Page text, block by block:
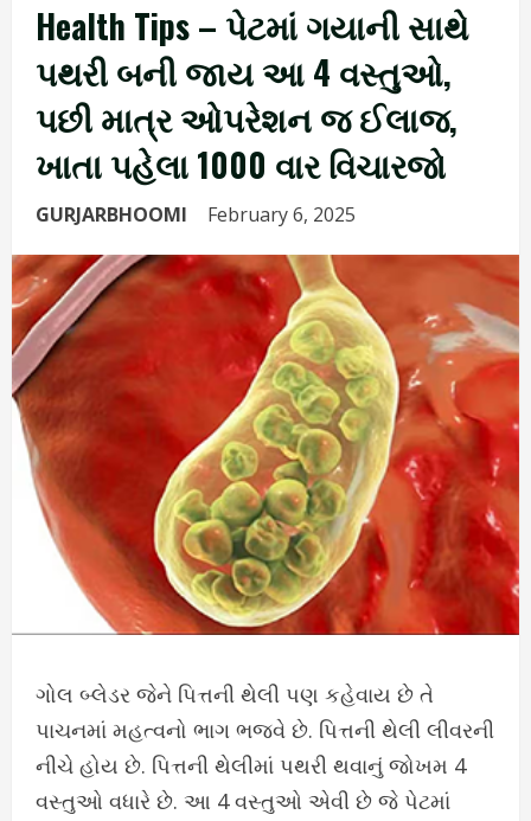
Health Tips – પેટમાં ગયાની સાથે
પથરી બની જાય આ 4 વસ્તુઓ,
પછી માત્ર ઓપરેશન જ ઈલાજ,
ખાતા પહેલા 1000 વાર વિચારજો
GURJARBHOOMI February 6, 2025
ગોલ બ્લેડર જેને પિત્તની થેલી પણ કહેવાય છે તે
પાચનમાં મહત્વનો ભાગ ભજવે છે. પિત્તની થેલી લીવરની
નીચે હોય છે. પિત્તની થેલીમાં પથરી થવાનું જોખમ 4
વસ્તુઓ વધારે છે. આ 4 વસ્તુઓ એવી છે જે પેટમાં